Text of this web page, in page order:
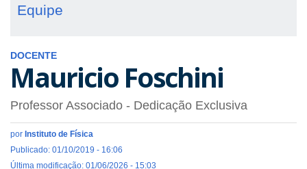
Equipe
DOCENTE
Mauricio Foschini
Professor Associado - Dedicação Exclusiva
por Instituto de Física
Publicado: 01/10/2019 - 16:06
Última modificação: 01/06/2026 - 15:03